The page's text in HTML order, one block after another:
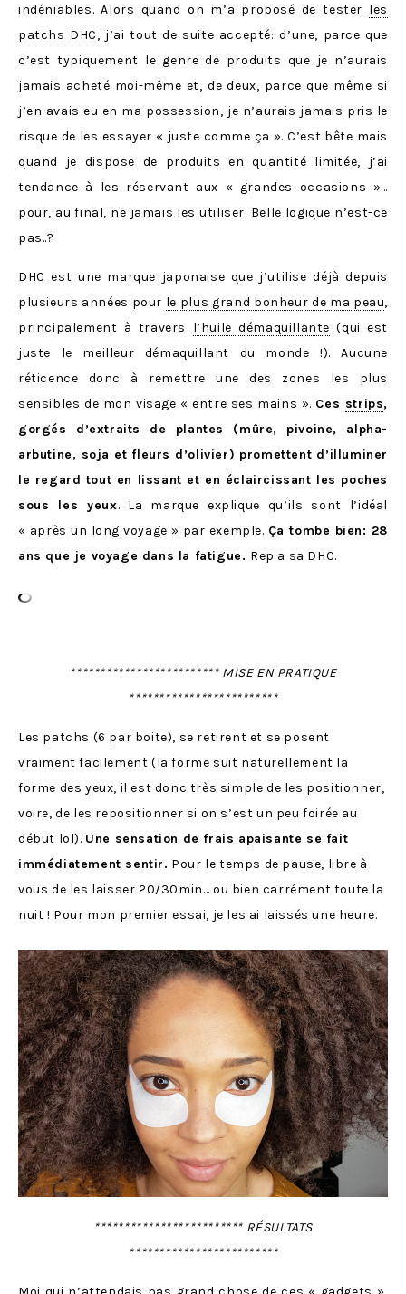
indéniables. Alors quand on m’a proposé de tester les
patchs DHC, j’ai tout de suite accepté: d’une, parce que
c’est typiquement le genre de produits que je n’aurais
jamais acheté moi-même et, de deux, parce que même si
j’en avais eu en ma possession, je n’aurais jamais pris le
risque de les essayer « juste comme ça ». C’est bête mais
quand je dispose de produits en quantité limitée, j’ai
tendance à les réservant aux « grandes occasions »…
pour, au final, ne jamais les utiliser. Belle logique n’est-ce
pas..?
DHC est une marque japonaise que j’utilise déjà depuis
plusieurs années pour le plus grand bonheur de ma peau,
principalement à travers l’huile démaquillante (qui est
juste le meilleur démaquillant du monde !). Aucune
réticence donc à remettre une des zones les plus
sensibles de mon visage « entre ses mains ». Ces strips,
gorgés d’extraits de plantes (mûre, pivoine, alpha-
arbutine, soja et fleurs d’olivier) promettent d’illuminer
le regard tout en lissant et en éclaircissant les poches
sous les yeux. La marque explique qu’ils sont l’idéal
« après un long voyage » par exemple. Ça tombe bien: 28
ans que je voyage dans la fatigue. Rep a sa DHC.
************************* MISE EN PRATIQUE
*************************
Les patchs (6 par boite), se retirent et se posent
vraiment facilement (la forme suit naturellement la
forme des yeux, il est donc très simple de les positionner,
voire, de les repositionner si on s’est un peu foirée au
début lol). Une sensation de frais apaisante se fait
immédiatement sentir. Pour le temps de pause, libre à
vous de les laisser 20/30min… ou bien carrément toute la
nuit ! Pour mon premier essai, je les ai laissés une heure.
************************* RÉSULTATS
*************************